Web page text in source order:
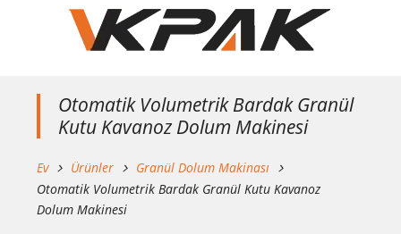
Otomatik Volumetrik Bardak Granül
Kutu Kavanoz Dolum Makinesi
Ev Ürünler
Granül Dolum Makinası
Otomatik Volumetrik Bardak Granül Kutu Kavanoz
Dolum Makinesi